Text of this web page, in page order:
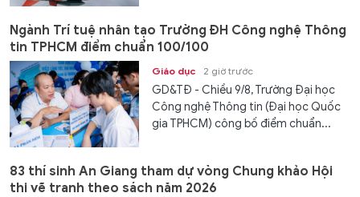
Ngành Trí tuệ nhân tạo Trường ĐH Công nghệ Thông
tin TPHCM điểm chuẩn 100/100
Giáo dục 2 giờ trước
GD&TĐ - Chiều 9/8, Trường Đại học
Công nghệ Thông tin (Đại học Quốc
gia TPHCM) công bố điểm chuẩn...
83 thí sinh An Giang tham dự vòng Chung khảo Hội
thi vẽ tranh theo sách năm 2026